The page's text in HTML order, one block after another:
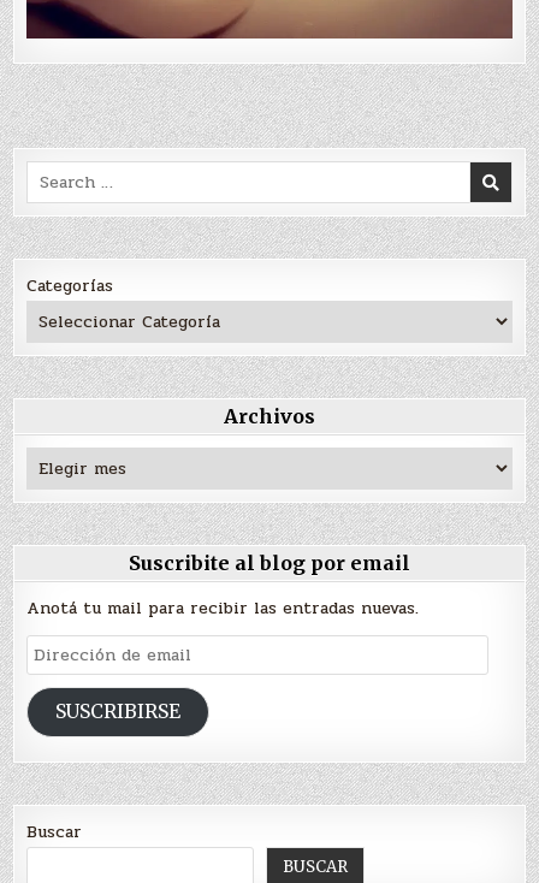
Search
for:
Categorías
Archivos
Archivos
Suscribite al blog por email
Anotá tu mail para recibir las entradas nuevas.
Dirección
de
emailSUSCRIBIRSE
Buscar
BUSCAR